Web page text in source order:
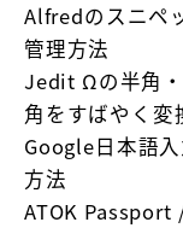
Alfredのスニペ
管理方法
Jedit Ωの半角
角をすばやく変
Google日本語
方法
ATOK Passport